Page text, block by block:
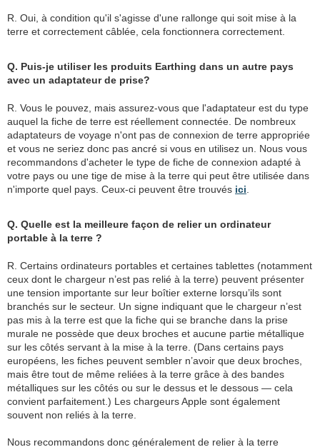
R. Oui, à condition qu'il s'agisse d'une rallonge qui soit mise à la
terre et correctement câblée, cela fonctionnera correctement.
Q. Puis-je utiliser les produits Earthing dans un autre pays
avec un adaptateur de prise?
R. Vous le pouvez, mais assurez-vous que l'adaptateur est du type
auquel la fiche de terre est réellement connectée. De nombreux
adaptateurs de voyage n'ont pas de connexion de terre appropriée
et vous ne seriez donc pas ancré si vous en utilisez un. Nous vous
recommandons d'acheter le type de fiche de connexion adapté à
votre pays ou une tige de mise à la terre qui peut être utilisée dans
n'importe quel pays. Ceux-ci peuvent être trouvés ici
Q. Quelle est la meilleure façon de relier un ordinateur
portable à la terre ?
R. Certains ordinateurs portables et certaines tablettes (notamment
ceux dont le chargeur n’est pas relié à la terre) peuvent présenter
une tension importante sur leur boîtier externe lorsqu’ils sont
branchés sur le secteur. Un signe indiquant que le chargeur n’est
pas mis à la terre est que la fiche qui se branche dans la prise
murale ne possède que deux broches et aucune partie métallique
sur les côtés servant à la mise à la terre. (Dans certains pays
européens, les fiches peuvent sembler n’avoir que deux broches,
mais être tout de même reliées à la terre grâce à des bandes
métalliques sur les côtés ou sur le dessus et le dessous — cela
convient parfaitement.) Les chargeurs Apple sont également
souvent non reliés à la terre.
Nous recommandons donc généralement de relier à la terre